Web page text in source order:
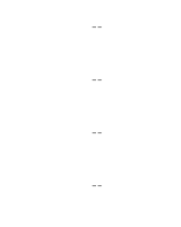
--
--
--
--